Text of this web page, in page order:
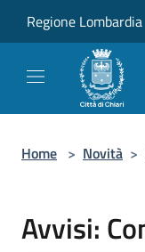
Regione Lombardia
Home > Novità >
Avvisi: